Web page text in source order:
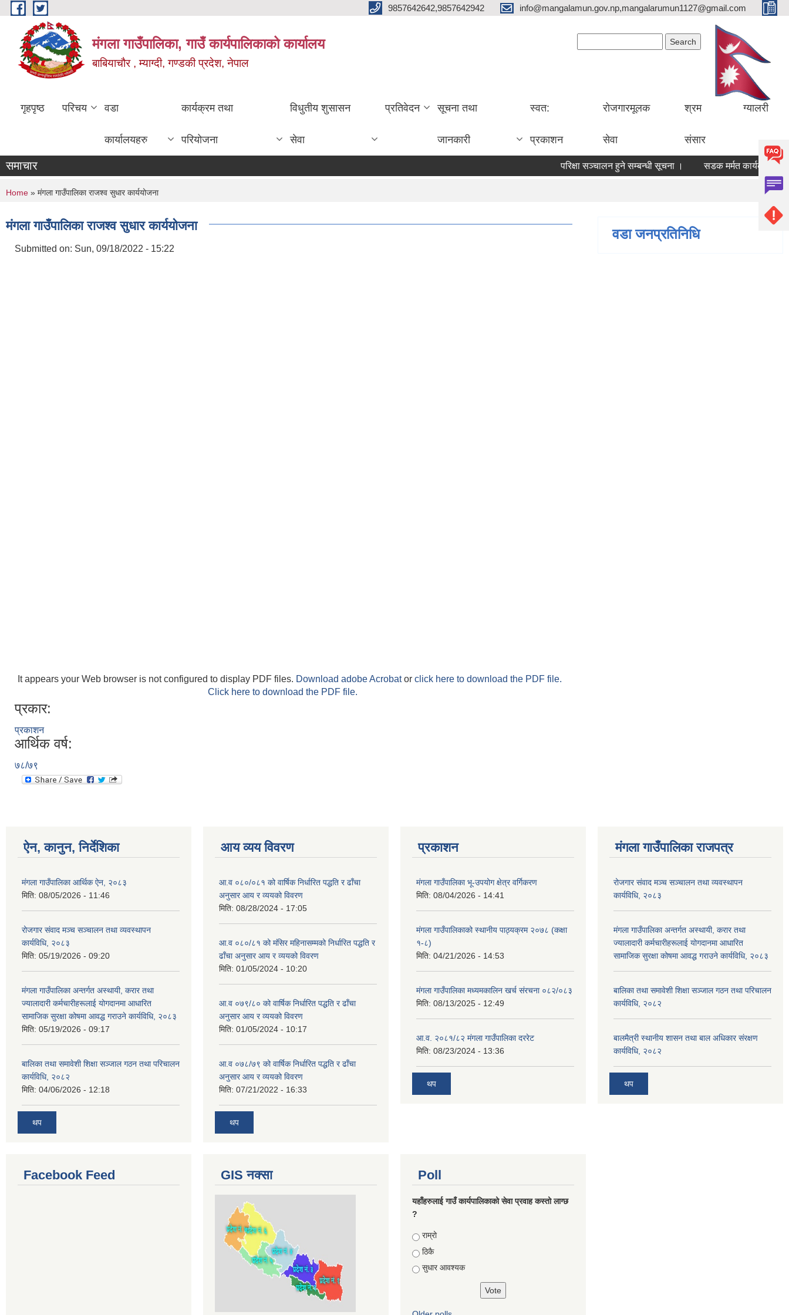
Skip to main content 9857642642,9857642942 info@mangalamun.gov.np,mangalarumun1127@gmail.com
मंगला गाउँपालिका, गाउँ कार्यपालिकाको कार्यालय
बाबियाचौर , म्याग्दी, गण्डकी प्रदेश, नेपाल
गृहपृष्ठ परिचय वडा
कार्यालयहरु
कार्यक्रम तथा
परियोजना
विधुतीय शुसासन
सेवा
प्रतिवेदन सूचना तथा
जानकारी
स्वत:
प्रकाशन
रोजगारमूलक
सेवा
श्रम
संसार
ग्यालरी
समाचार परिक्षा सञ्चालन हुने सम्बन्धी सूचना । सडक मर्मत कार्यका लागि
You are here
Home » मंगला गाउँपालिका राजश्व सुधार कार्ययोजना
मंगला गाउँपालिका राजश्व सुधार कार्ययोजना
Submitted on: Sun, 09/18/2022 - 15:22
It appears your Web browser is not configured to display PDF files. Download adobe Acrobator click here to download the PDF file.
Click here to download the PDF file.
प्रकार:
प्रकाशन
आर्थिक वर्ष:
७८/७९
वडा जनप्रतिनिधि
ऐन, कानुन, निर्देशिका
मंगला गाउँपालिका आर्थिक ऐन, २०८३
मिति: 08/05/2026 - 11:46
रोजगार संवाद मञ्च सञ्चालन तथा व्यवस्थापन
कार्यविधि, २०८३
मिति: 05/19/2026 - 09:20
मंगला गाउँपालिका अन्तर्गत अस्थायी, करार तथा
ज्यालादारी कर्मचारीहरूलाई योगदानमा आधारित
सामाजिक सुरक्षा कोषमा आवद्ध गराउने कार्यविधि, २०८३
मिति: 05/19/2026 - 09:17
बालिका तथा समावेशी शिक्षा सञ्जाल गठन तथा परिचालन
कार्यविधि, २०८२
मिति: 04/06/2026 - 12:18
थप
आय व्यय विवरण
आ.व ०८०/०८१ को वार्षिक निर्धारित पद्धति र ढाँचा
अनुसार आय र व्ययको विवरण
मिति: 08/28/2024 - 17:05
आ.व ०८०/८१ को मंसिर महिनासम्मको निर्धारित पद्धति र
ढाँचा अनुसार आय र व्ययको विवरण
मिति: 01/05/2024 - 10:20
आ.व ०७९/८० को वार्षिक निर्धारित पद्धति र ढाँचा
अनुसार आय र व्ययको विवरण
मिति: 01/05/2024 - 10:17
आ.व ०७८/७९ को वार्षिक निर्धारित पद्धति र ढाँचा
अनुसार आय र व्ययको विवरण
मिति: 07/21/2022 - 16:33
थप
प्रकाशन
मंगला गाउँपालिका भू-उपयोग क्षेत्र वर्गिकरण
मिति: 08/04/2026 - 14:41
मंगला गाउँपालिकाको स्थानीय पाठ्यक्रम २०७८ (कक्षा
१-८)
मिति: 04/21/2026 - 14:53
मंगला गाउँपालिका मध्यमकालिन खर्च संरचना ०८२/०८३
मिति: 08/13/2025 - 12:49
आ.व. २०८१/८२ मंगला गाउँपालिका दररेट
मिति: 08/23/2024 - 13:36
थप
मंगला गाउँपालिका राजपत्र
रोजगार संवाद मञ्च सञ्चालन तथा व्यवस्थापन
कार्यविधि, २०८३
मंगला गाउँपालिका अन्तर्गत अस्थायी, करार तथा
ज्यालादारी कर्मचारीहरूलाई योगदानमा आधारित
सामाजिक सुरक्षा कोषमा आवद्ध गराउने कार्यविधि, २०८३
बालिका तथा समावेशी शिक्षा सञ्जाल गठन तथा परिचालन
कार्यविधि, २०८२
बालमैत्री स्थानीय शासन तथा बाल अधिकार संरक्षण
कार्यविधि, २०८२
थप
Facebook Feed GIS नक्सा Poll
यहाँहरुलाई गाउँ कार्यपालिकाको सेवा प्रवाह कस्तो लाग्छ
?
Choices
राम्रो
ठिकै
सुधार आवश्यक